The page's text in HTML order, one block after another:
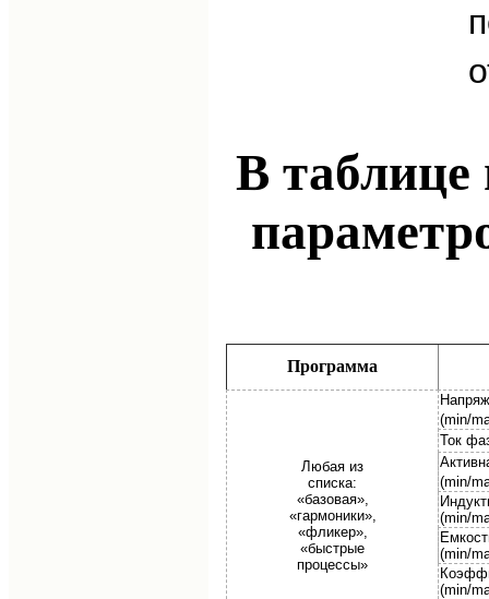
В
Программа
Любая из
списка:
«базовая»,
«гармоники»,
«фликер»,
«быстрые
процессы»
(min/
Ток
(min/
(min/
(min/
(min/